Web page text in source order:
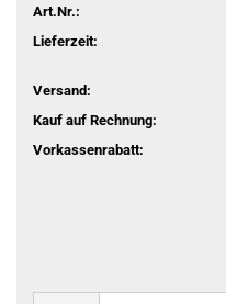
Art.Nr.:
Lieferzeit:
Versand:
Kauf auf Rechnung:
Vorkassenrabatt: